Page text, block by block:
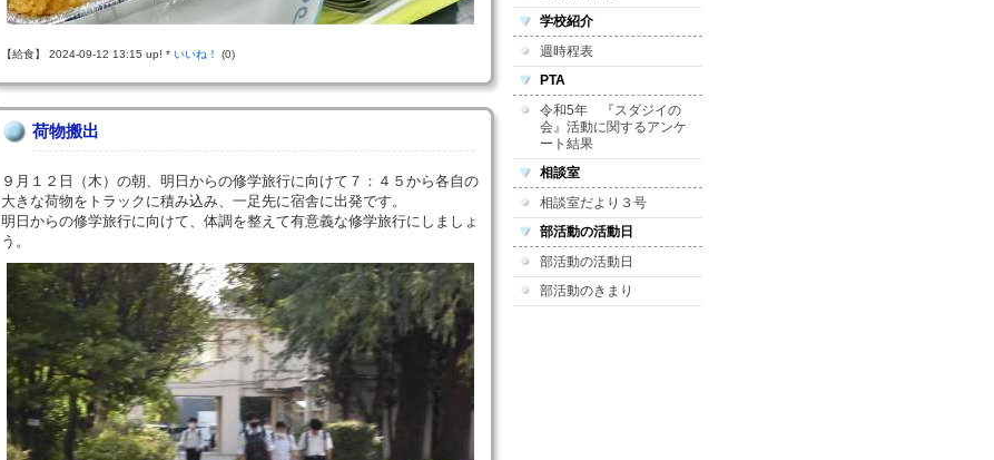
【給食】 2024-09-12 13:15 up! * いいね！ (0)
荷物搬出
９月１２日（木）の朝、明日からの修学旅行に向けて７：４５から各自の
大きな荷物をトラックに積み込み、一足先に宿舎に出発です。
明日からの修学旅行に向けて、体調を整えて有意義な修学旅行にしましょ
う。
学校紹介
週時程表
PTA
令和5年 『スダジイの
会』活動に関するアンケ
ート結果
相談室
相談室だより３号
部活動の活動日
部活動の活動日
部活動のきまり